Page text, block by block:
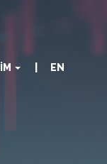
| EN